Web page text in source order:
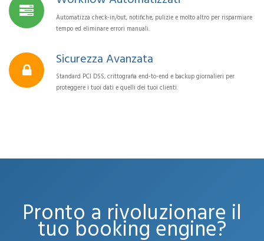
Automatizza check-in/out, notifiche, pulizie e molto altro per risparmiare
tempo ed eliminare errori manuali.
Sicurezza Avanzata
Standard PCI DSS, crittografia end-to-end e backup giornalieri per
proteggere i tuoi dati e quelli dei tuoi clienti.
Pronto a rivoluzionare il
tuo booking engine?